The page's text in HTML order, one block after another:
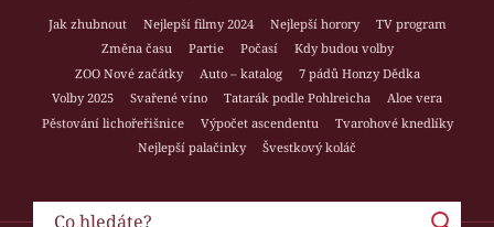
Jak zhubnout Nejlepší filmy 2024 Nejlepší horory
TV program
Změna času
Partie Počasí
Kdy budou volby
ZOO Nové začátky
Auto – katalog
7 pádů Honzy Dědka
Volby 2025
Svařené víno Tatarák podle Pohlreicha
Aloe vera
Pěstování lichořeřišnice
Výpočet ascendentu
Tvarohové knedlíky
Nejlepší palačinky
Švestkový koláč